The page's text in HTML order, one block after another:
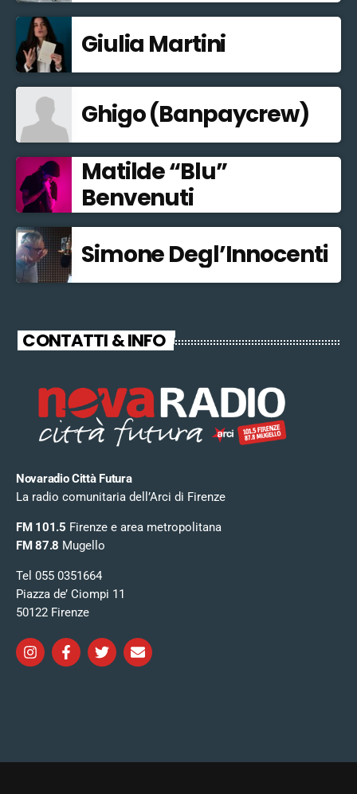
Giulia Martini
Ghigo (Banpaycrew)
Matilde “Blu”
Benvenuti
Simone Degl’Innocenti
CONTATTI & INFO
Novaradio Città Futura
La radio comunitaria dell’Arci di Firenze
FM 101.5 Firenze e area metropolitana
FM 87.8 Mugello
Tel 055 0351664
Piazza de’ Ciompi 11
50122 Firenze